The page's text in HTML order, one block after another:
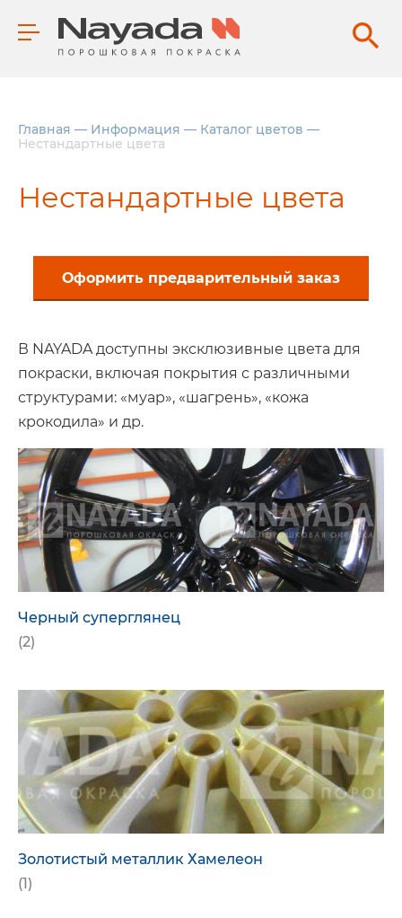
Главная — Информация — Каталог цветов —
Нестандартные цвета
Нестандартные цвета
Оформить предварительный заказ
В NAYADA доступны эксклюзивные цвета для
покраски, включая покрытия с различными
структурами: «муар», «шагрень», «кожа
крокодила» и др.
Черный суперглянец
(2)
Золотистый металлик Хамелеон
(1)